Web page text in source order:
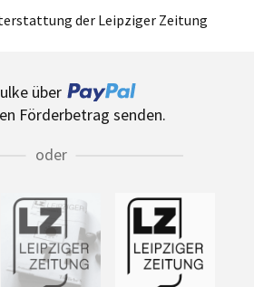
der Leipziger Zeitung
über
Förderbetrag senden.
oder